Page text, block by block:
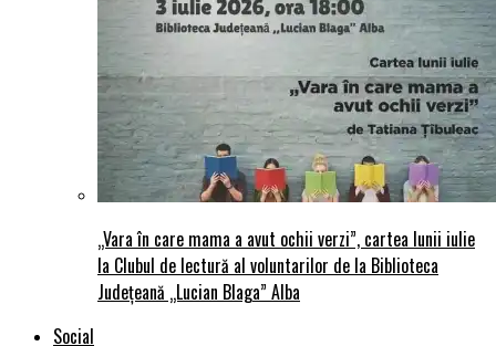
„Vara în care mama a avut ochii verzi”, cartea lunii iulie
la Clubul de lectură al voluntarilor de la Biblioteca
Județeană „Lucian Blaga” Alba
Social